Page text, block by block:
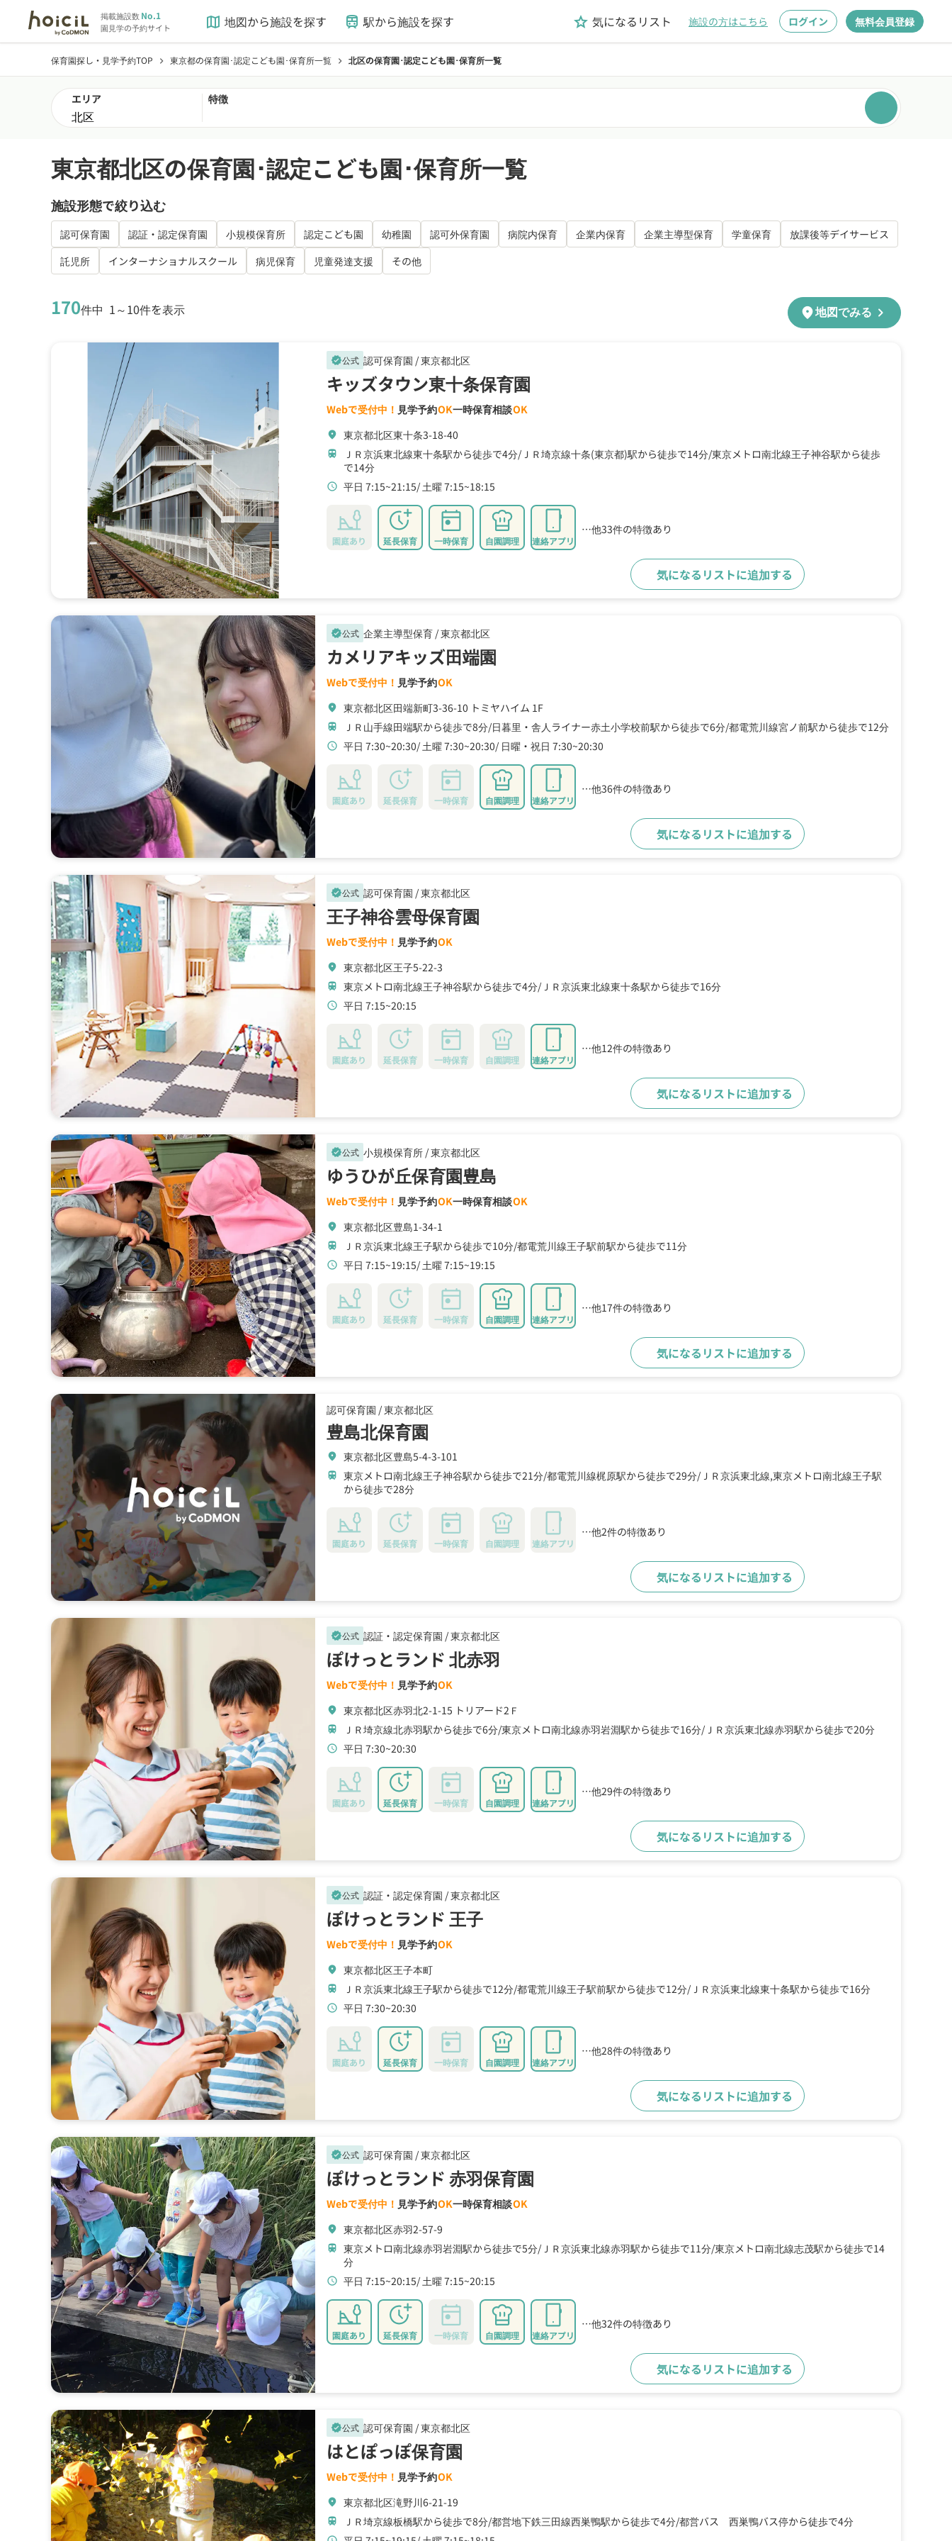
掲載施設数No.1
園見学の予約サイト map 地図から施設を探す train 駅から施設を探す grade 気になるリスト 施設の方はこちら ログイン 無料会員登録
保育園探し・見学予約TOP chevron_right 東京都の保育園･認定こども園･保育所一覧 chevron_right 北区の保育園･認定こども園･保育所一覧
エリア 特徴
東京都北区の保育園･認定こども園･保育所一覧
施設形態で絞り込む
認可保育園 認証・認定保育園 小規模保育所 認定こども園 幼稚園 認可外保育園 病院内保育 企業内保育 企業主導型保育 学童保育
放課後等デイサービス
託児所
インターナショナルスクール 病児保育 児童発達支援 その他
170件中 1～10件を表示 location_on地図でみる chevron_right
verified公式 認可保育園 /東京都北区
キッズタウン東十条保育園
Webで受付中！ 見学予約OK一時保育相談OK
location_on 東京都北区東十条3-18-40
train ＪＲ京浜東北線東十条駅から徒歩で4分 ＪＲ埼京線十条(東京都)駅から徒歩で14分 東京メトロ南北線王子神谷駅から徒歩
で14分
schedule 平日 7:15~21:15 土曜 7:15~18:15
園庭あり 延長保育 一時保育 自園調理 連絡アプリ
…他33件の特徴あり
気になるリストに追加する
verified公式 企業主導型保育 /東京都北区
カメリアキッズ田端園
Webで受付中！ 見学予約OK
location_on 東京都北区田端新町3-36-10 トミヤハイム 1F
train ＪＲ山手線田端駅から徒歩で8分 日暮里・舎人ライナー赤土小学校前駅から徒歩で6分 都電荒川線宮ノ前駅から徒歩で12分
schedule 平日 7:30~20:30 土曜 7:30~20:30 日曜・祝日 7:30~20:30
園庭あり 延長保育 一時保育 自園調理 連絡アプリ
…他36件の特徴あり
気になるリストに追加する
verified公式 認可保育園 /東京都北区
王子神谷雲母保育園
Webで受付中！ 見学予約OK
location_on 東京都北区王子5-22-3
train 東京メトロ南北線王子神谷駅から徒歩で4分 ＪＲ京浜東北線東十条駅から徒歩で16分
schedule 平日 7:15~20:15
園庭あり 延長保育 一時保育 自園調理 連絡アプリ
…他12件の特徴あり
気になるリストに追加する
verified公式 小規模保育所 /東京都北区
ゆうひが丘保育園豊島
Webで受付中！ 見学予約OK一時保育相談OK
location_on 東京都北区豊島1-34-1
train ＪＲ京浜東北線王子駅から徒歩で10分 都電荒川線王子駅前駅から徒歩で11分
schedule 平日 7:15~19:15 土曜 7:15~19:15
園庭あり 延長保育 一時保育 自園調理 連絡アプリ
…他17件の特徴あり
気になるリストに追加する
認可保育園 /東京都北区
豊島北保育園
location_on 東京都北区豊島5-4-3-101
train 東京メトロ南北線王子神谷駅から徒歩で21分 都電荒川線梶原駅から徒歩で29分 ＪＲ京浜東北線,東京メトロ南北線王子駅
から徒歩で28分
園庭あり 延長保育 一時保育 自園調理 連絡アプリ
…他2件の特徴あり
気になるリストに追加する
verified公式 認証・認定保育園 /東京都北区
ぽけっとランド 北赤羽
Webで受付中！ 見学予約OK
location_on 東京都北区赤羽北2-1-15 トリアード2Ｆ
train ＪＲ埼京線北赤羽駅から徒歩で6分 東京メトロ南北線赤羽岩淵駅から徒歩で16分 ＪＲ京浜東北線赤羽駅から徒歩で20分
schedule 平日 7:30~20:30
園庭あり 延長保育 一時保育 自園調理 連絡アプリ
…他29件の特徴あり
気になるリストに追加する
verified公式 認証・認定保育園 /東京都北区
ぽけっとランド 王子
Webで受付中！ 見学予約OK
location_on 東京都北区王子本町
train ＪＲ京浜東北線王子駅から徒歩で12分 都電荒川線王子駅前駅から徒歩で12分 ＪＲ京浜東北線東十条駅から徒歩で16分
schedule 平日 7:30~20:30
園庭あり 延長保育 一時保育 自園調理 連絡アプリ
…他28件の特徴あり
気になるリストに追加する
verified公式 認可保育園 /東京都北区
ぽけっとランド 赤羽保育園
Webで受付中！ 見学予約OK一時保育相談OK
location_on 東京都北区赤羽2-57-9
train 東京メトロ南北線赤羽岩淵駅から徒歩で5分 ＪＲ京浜東北線赤羽駅から徒歩で11分 東京メトロ南北線志茂駅から徒歩で14
分
schedule 平日 7:15~20:15 土曜 7:15~20:15
園庭あり 延長保育 一時保育 自園調理 連絡アプリ
…他32件の特徴あり
気になるリストに追加する
verified公式 認可保育園 /東京都北区
はとぽっぽ保育園
Webで受付中！ 見学予約OK
location_on 東京都北区滝野川6-21-19
train ＪＲ埼京線板橋駅から徒歩で8分 都営地下鉄三田線西巣鴨駅から徒歩で4分 都営バス 西巣鴨バス停から徒歩で4分